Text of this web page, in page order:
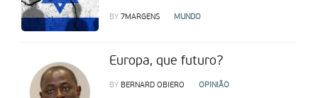
BY 7MARGENS MUNDO
Europa, que futuro?
BY BERNARD OBIERO OPINIÃO